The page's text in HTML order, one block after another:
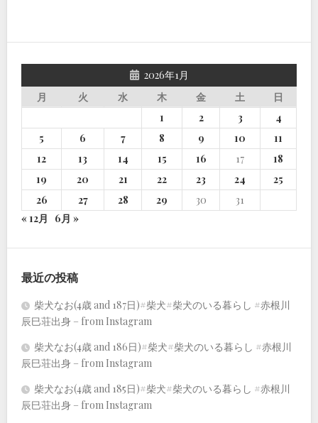
2026年1月
月
火 水 木 金 土
日
1
2 3
4
5
6 7 8 9 10
11
12
13 14 15 16 17
18
19
20 21 22 23 24
25
26
27 28 29 30
31
« 12月
6月 »
最近の投稿
柴犬なお(4歳 and 187日)#柴犬#柴犬のいる暮らし #赤根川
辰巳荘出身 – from Instagram
柴犬なお(4歳 and 186日)#柴犬#柴犬のいる暮らし #赤根川
辰巳荘出身 – from Instagram
柴犬なお(4歳 and 185日)#柴犬#柴犬のいる暮らし #赤根川
辰巳荘出身 – from Instagram